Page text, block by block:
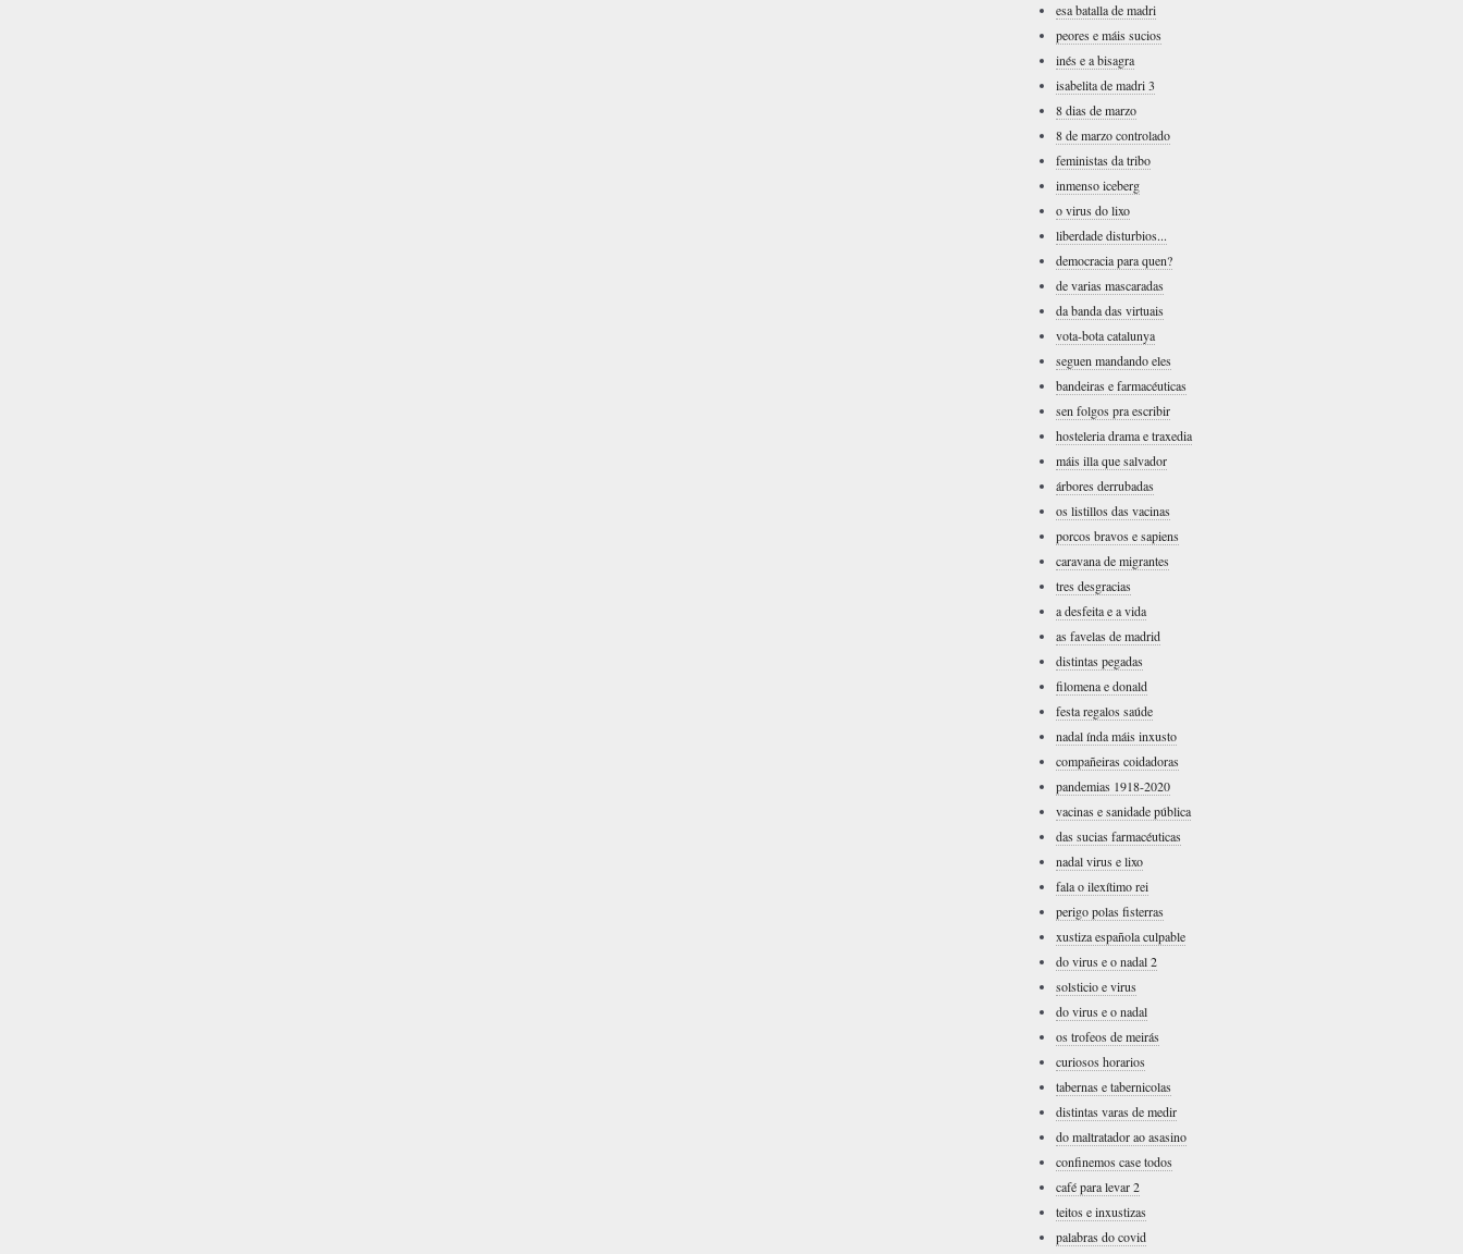
esa batalla de madri
peores e máis sucios
inés e a bisagra
isabelita de madri 3
8 dias de marzo
8 de marzo controlado
feministas da tribo
inmenso iceberg
o virus do lixo
liberdade disturbios...
democracia para quen?
de varias mascaradas
da banda das virtuais
vota-bota catalunya
seguen mandando eles
bandeiras e farmacéuticas
sen folgos pra escribir
hosteleria drama e traxedia
máis illa que salvador
árbores derrubadas
os listillos das vacinas
porcos bravos e sapiens
caravana de migrantes
tres desgracias
a desfeita e a vida
as favelas de madrid
distintas pegadas
filomena e donald
festa regalos saúde
nadal índa máis inxusto
compañeiras coidadoras
pandemias 1918-2020
vacinas e sanidade pública
das sucias farmacéuticas
nadal virus e lixo
fala o ilexítimo rei
perigo polas fisterras
xustiza española culpable
do virus e o nadal 2
solsticio e virus
do virus e o nadal
os trofeos de meirás
curiosos horarios
tabernas e tabernicolas
distintas varas de medir
do maltratador ao asasino
confinemos case todos
café para levar 2
teitos e inxustizas
palabras do covid